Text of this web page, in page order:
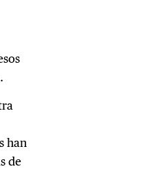
han
de